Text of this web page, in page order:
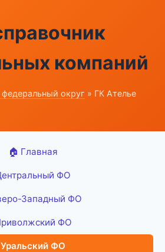
компаний
округ » ГК Ателье
🏠 Главная
ФО
Западный ФО
ФО
Уральский ФО